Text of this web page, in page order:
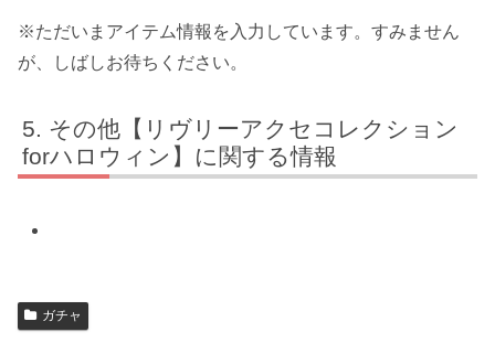
※ただいまアイテム情報を入力しています。すみません
が、しばしお待ちください。
その他【リヴリーアクセコレクション
forハロウィン】に関する情報
ガチャ